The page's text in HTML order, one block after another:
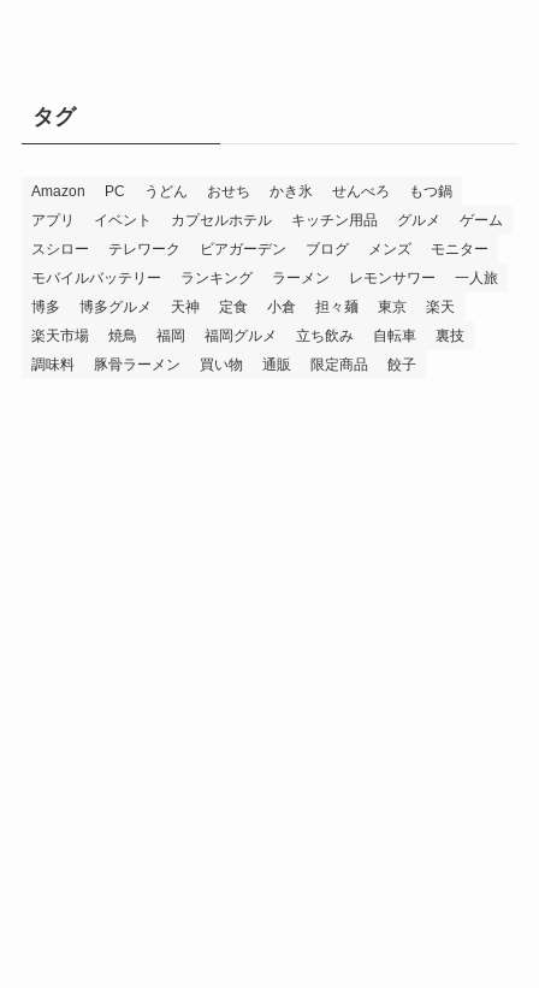
タグ
Amazon PC うどん おせち かき氷 せんべろ
もつ鍋
アプリ
イベント カプセルホテル キッチン用品 グルメ
ゲーム
スシロー
テレワーク ビアガーデン ブログ メンズ
モニター
モバイルバッテリー
ランキング ラーメン レモンサワー
一人旅
博多
博多グルメ 天神 定食 小倉 担々麺 東京
楽天
楽天市場
焼鳥 福岡 福岡グルメ 立ち飲み 自転車
裏技
調味料
豚骨ラーメン 買い物 通販 限定商品 餃子